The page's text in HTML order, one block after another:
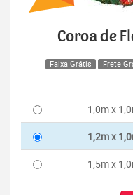
Coroa de
Faixa Grátis Frete
1,0m x
1,2m x
1,5m x